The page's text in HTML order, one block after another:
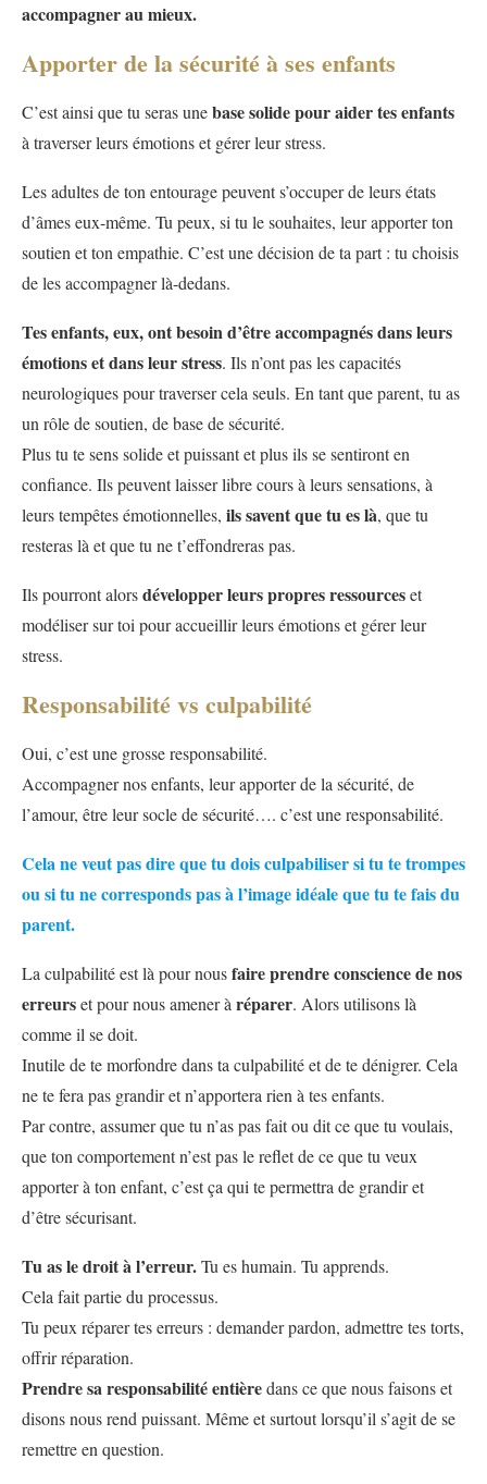
accompagner au mieux.
Apporter de la sécurité à ses enfants
C’est ainsi que tu seras unebase solide pour aider tes enfants
à traverser leurs émotions et gérer leur stress.
Les adultes de ton entourage peuvent s’occuper de leurs états
d’âmes eux-même. Tu peux, si tu le souhaites, leur apporter ton
soutien et ton empathie. C’est une décision de ta part : tu choisis
de les accompagner là-dedans.
Tes enfants, eux, ont besoin d’être accompagnés dans leurs
émotions et dans leur stress. Ils n’ont pas les capacités
neurologiques pour traverser cela seuls. En tant que parent, tu as
un rôle de soutien, de base de sécurité.
Plus tu te sens solide et puissant et plus ils se sentiront en
confiance. Ils peuvent laisser libre cours à leurs sensations, à
leurs tempêtes émotionnelles, ils savent que tu es là, que tu
resteras là et que tu ne t’effondreras pas.
Ils pourront alorsdévelopper leurs propres ressourceset
modéliser sur toi pour accueillir leurs émotions et gérer leur
stress.
Responsabilité vs culpabilité
Oui, c’est une grosse responsabilité.
Accompagner nos enfants, leur apporter de la sécurité, de
l’amour, être leur socle de sécurité…. c’est une responsabilité.
Cela ne veut pas dire que tu dois culpabiliser si tu te trompes
ou si tu ne corresponds pas à l’image idéale que tu te fais du
parent.
La culpabilité est là pour nousfaire prendre conscience de nos
erreurset pour nous amener à réparer. Alors utilisons là
comme il se doit.
Inutile de te morfondre dans ta culpabilité et de te dénigrer. Cela
ne te fera pas grandir et n’apportera rien à tes enfants.
Par contre, assumer que tu n’as pas fait ou dit ce que tu voulais,
que ton comportement n’est pas le reflet de ce que tu veux
apporter à ton enfant, c’est ça qui te permettra de grandir et
d’être sécurisant.
Tu as le droit à l’erreur.Tu es humain. Tu apprends.
Cela fait partie du processus.
Tu peux réparer tes erreurs : demander pardon, admettre tes torts,
offrir réparation.
Prendre sa responsabilité entièredans ce que nous faisons et
disons nous rend puissant. Même et surtout lorsqu’il s’agit de se
remettre en question.